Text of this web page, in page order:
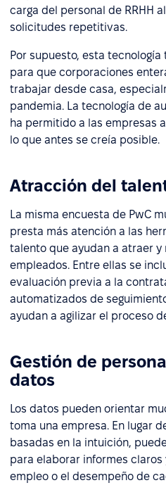
carga del personal de RRHH
solicitudes repetitivas.
Por supuesto, esta
para que corporaciones
trabajar desde casa,
pandemia. La tecnología de
ha permitido a las empresas
lo que antes se creía posible.
Atracción del
La misma encuesta de PwC
presta más atención a las
talento que ayudan a atraer y
empleados. Entre ellas se
evaluación previa a la
automatizados de
ayudan a agilizar el proceso
Gestión de
datos
Los datos pueden orientar
toma una empresa. En lugar
basadas en la intuición,
para elaborar informes
empleo o el desempeño de